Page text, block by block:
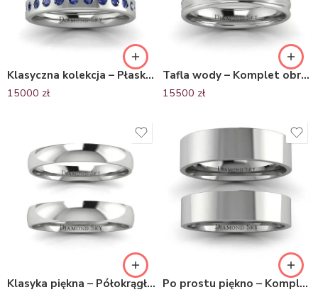
Klasyczna kolekcja – Płaskie obrączki ślubne z palladu z szafirami
15000 zł
Tafla wody – Komplet obrączek z palladu, Diamond Sky, 4mm, 5mm
15500 zł
Klasyka piękna – Półokrągłe obrączki, pallad, 3mm
Po prostu piękno – Komplet płaskich obrączek z palladu, 5mm, 6mm